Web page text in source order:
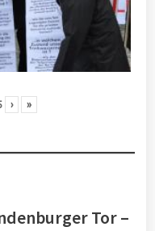
› »
Tor –